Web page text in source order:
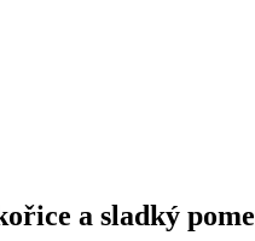
a sladký